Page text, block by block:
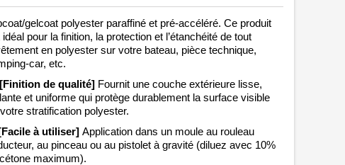
gelcoat polyester paraffiné et pré-accéléré. Ce produit
idéal pour la finition, la protection et l’étanchéité de tout
en polyester sur votre bateau, pièce technique,
car, etc.
[Finition de qualité] Fournit une couche extérieure lisse,
et uniforme qui protège durablement la surface visible
stratification polyester.
[Facile à utiliser] Application dans un moule au rouleau
au pinceau ou au pistolet à gravité (diluez avec 10%
maximum).